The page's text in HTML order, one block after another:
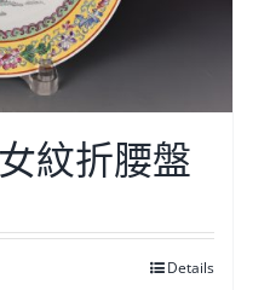
紋折腰盤
Details